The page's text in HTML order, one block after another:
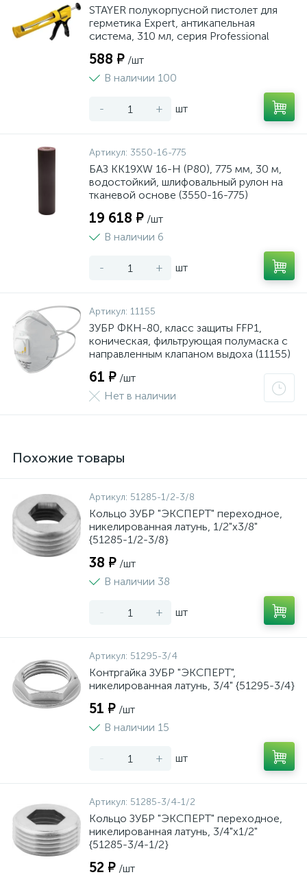
STAYER полукорпусной пистолет для
герметика Expert, антикапельная
система, 310 мл, серия Professional
588 ₽ /шт
В наличии 100
- + шт
Артикул: 3550-16-775
БАЗ KK19XW 16-H (Р80), 775 мм, 30 м,
водостойкий, шлифовальный рулон на
тканевой основе (3550-16-775)
19 618 ₽ /шт
В наличии 6
- + шт
Артикул: 11155
ЗУБР ФКН-80, класс защиты FFP1,
коническая, фильтрующая полумаска с
направленным клапаном выдоха (11155)
61 ₽ /шт
Нет в наличии
Похожие товары
Артикул: 51285-1/2-3/8
Кольцо ЗУБР "ЭКСПЕРТ" переходное,
никелированная латунь, 1/2"х3/8"
{51285-1/2-3/8}
38 ₽ /шт
В наличии 38
- + шт
Артикул: 51295-3/4
Контргайка ЗУБР "ЭКСПЕРТ",
никелированная латунь, 3/4" {51295-3/4}
51 ₽ /шт
В наличии 15
- + шт
Артикул: 51285-3/4-1/2
Кольцо ЗУБР "ЭКСПЕРТ" переходное,
никелированная латунь, 3/4"х1/2"
{51285-3/4-1/2}
52 ₽ /шт